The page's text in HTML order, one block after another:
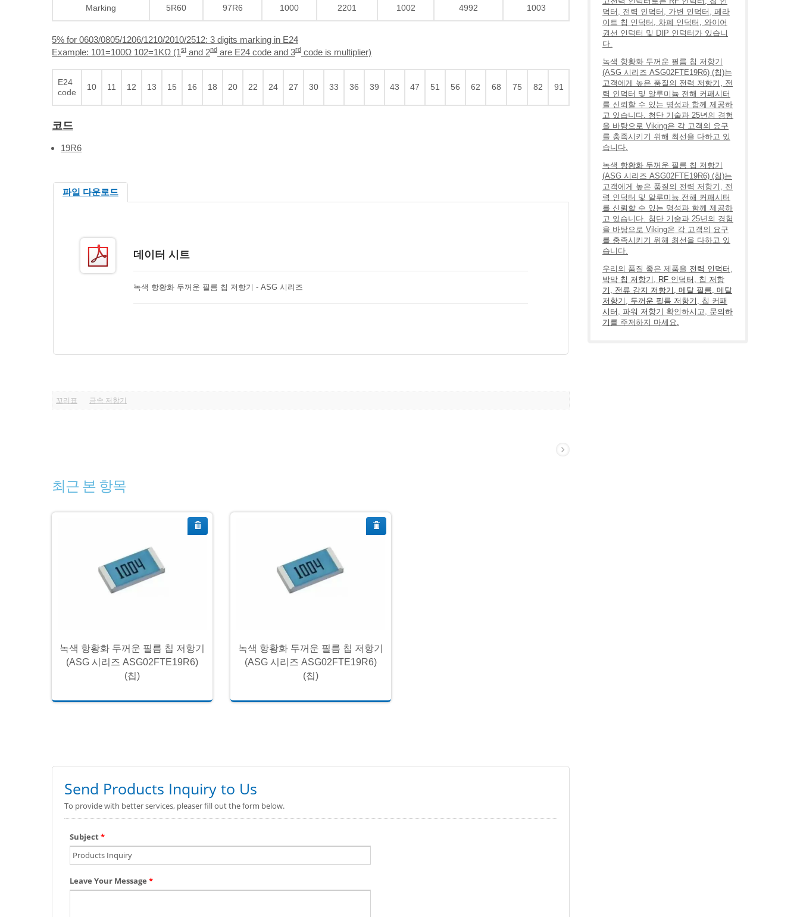
Marking 5R60 97R6 1000 2201 1002 4992 1003
5% for 0603/0805/1206/1210/2010/2512: 3 digits marking in E24
Example: 101=100Ω 102=1KΩ (1st and 2nd are E24 code and 3rd code is multiplier)
E24
code
10 11 12 13 15 16 18 20 22 24 27 30 33 36 39 43 47 51 56 62 68 75 82 91
코드
19R6
파일 다운로드
데이터 시트
녹색 항황화 두꺼운 필름 칩 저항기 - ASG 시리즈
꼬리표 금속 저항기
최근 본 항목
녹색 항황화 두꺼운 필름 칩 저항기
(ASG 시리즈 ASG02FTE19R6)
(칩)
녹색 항황화 두꺼운 필름 칩 저항기
(ASG 시리즈 ASG02FTE19R6)
(칩)
덕터, 전력 인덕터, 가변 인덕터, 페라
이트 칩 인덕터, 차폐 인덕터, 와이어
권선 인덕터 및 DIP 인덕터가 있습니
다.
녹색 항황화 두꺼운 필름 칩 저항기
(ASG 시리즈 ASG02FTE19R6) (칩)는
고객에게 높은 품질의 전력 저항기, 전
력 인덕터 및 알루미늄 전해 커패시터
를 신뢰할 수 있는 명성과 함께 제공하
고 있습니다. 첨단 기술과 25년의 경험
을 바탕으로 Viking은 각 고객의 요구
를 충족시키기 위해 최선을 다하고 있
습니다.
녹색 항황화 두꺼운 필름 칩 저항기
(ASG 시리즈 ASG02FTE19R6) (칩)는
고객에게 높은 품질의 전력 저항기, 전
력 인덕터 및 알루미늄 전해 커패시터
를 신뢰할 수 있는 명성과 함께 제공하
고 있습니다. 첨단 기술과 25년의 경험
을 바탕으로 Viking은 각 고객의 요구
를 충족시키기 위해 최선을 다하고 있
습니다.
우리의 품질 좋은 제품을 전력 인덕터 ,
박막 칩 저항기 , RF 인덕터 , 칩 저항
기 , 전류 감지 저항기 , 메탈 필름, 메탈
저항기 , 두꺼운 필름 저항기 , 칩 커패
시터 , 파워 저항기 확인하시고, 문의하
기 를 주저하지 마세요.